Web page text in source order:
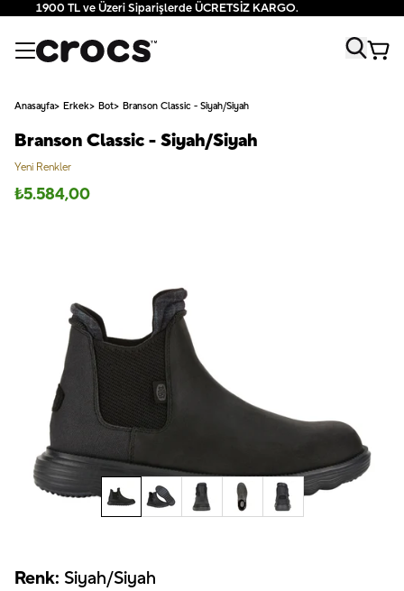
1900 TL ve Üzeri Siparişlerde ÜCRETSİZ KARGO.
Anasayfa Erkek Bot Branson Classic - Siyah/Siyah
Branson Classic - Siyah/Siyah
Yeni Renkler
₺5.584,00
Renk: Siyah/Siyah